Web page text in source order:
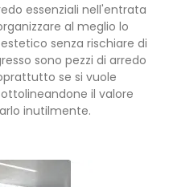
essenziali nell'entrata
al meglio lo
senza rischiare di
sono pezzi di arredo
se si vuole
il valore
inutilmente.